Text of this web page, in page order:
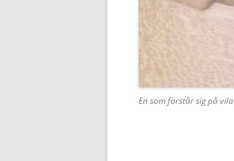
En som förstår sig på vila